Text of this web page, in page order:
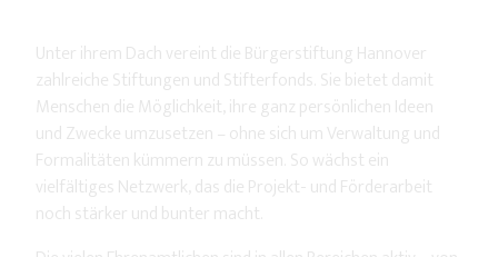
Unter ihrem Dach vereint die Bürgerstiftung Hannover
zahlreiche Stiftungen und Stifterfonds. Sie bietet damit
Menschen die Möglichkeit, ihre ganz persönlichen Ideen
und Zwecke umzusetzen – ohne sich um Verwaltung und
Formalitäten kümmern zu müssen. So wächst ein
vielfältiges Netzwerk, das die Projekt- und Förderarbeit
noch stärker und bunter macht.